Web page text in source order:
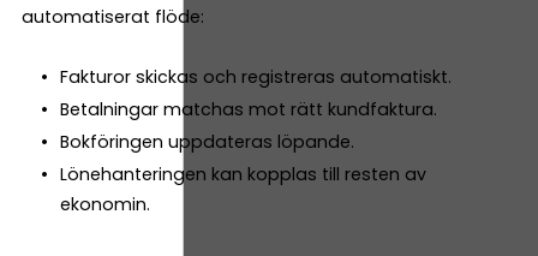
automatiserat flöde:
Fakturor skickas och registreras automatiskt.
Betalningar matchas mot rätt kundfaktura.
Bokföringen uppdateras löpande.
Lönehanteringen kan kopplas till resten av
ekonomin.